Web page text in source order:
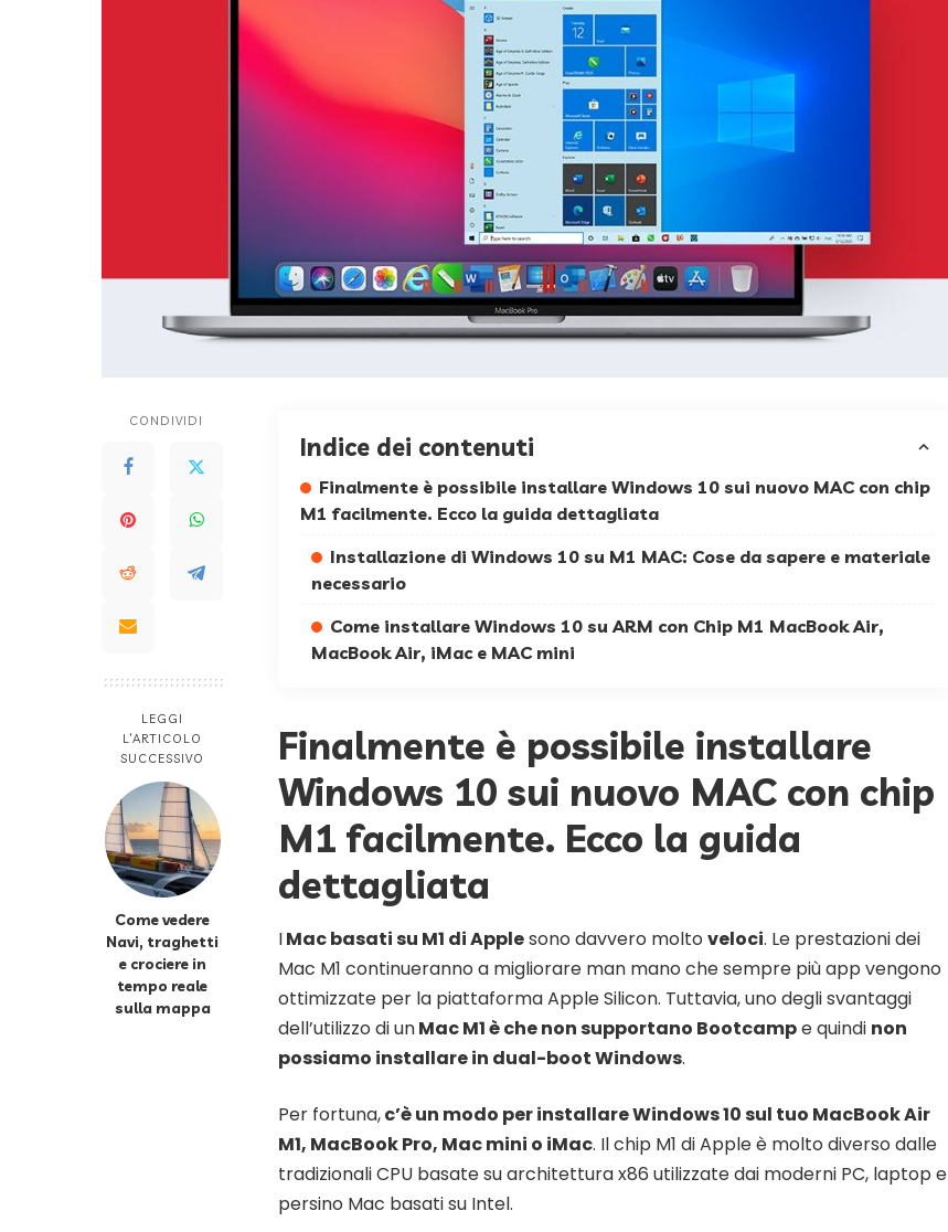
CONDIVIDI
LEGGI
L’ARTICOLO
SUCCESSIVO
Come vedere
Navi, traghetti
e crociere in
tempo reale
sulla mappa
Indice dei contenuti
Finalmente è possibile installare Windows 10 sui nuovo MAC con chip
M1 facilmente. Ecco la guida dettagliata
Installazione di Windows 10 su M1 MAC: Cose da sapere e materiale
necessario
Come installare Windows 10 su ARM con Chip M1 MacBook Air,
MacBook Air, iMac e MAC mini
Finalmente è possibile installare
Windows 10 sui nuovo MAC con chip
M1 facilmente. Ecco la guida
dettagliata
IMac basati su M1 di Applesono davvero molto veloci. Le prestazioni dei
Mac M1 continueranno a migliorare man mano che sempre più app vengono
ottimizzate per la piattaforma Apple Silicon. Tuttavia, uno degli svantaggi
dell’utilizzo di unMac M1 è che non supportano Bootcampe quindi non
possiamo installare in dual-boot Windows.
Per fortuna,c’è un modo per installare Windows 10 sul tuo MacBook Air
M1, MacBook Pro, Mac mini o iMac. Il chip M1 di Apple è molto diverso dalle
tradizionali CPU basate su architettura x86 utilizzate dai moderni PC, laptop e
persino Mac basati su Intel.